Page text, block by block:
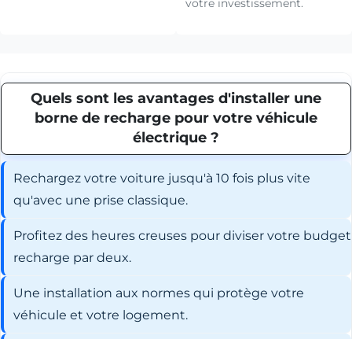
votre investissement.
Quels sont les avantages d'installer une
borne de recharge pour votre véhicule
électrique ?
Rechargez votre voiture jusqu'à 10 fois plus vite
qu'avec une prise classique.
Profitez des heures creuses pour diviser votre budget
recharge par deux.
Une installation aux normes qui protège votre
véhicule et votre logement.